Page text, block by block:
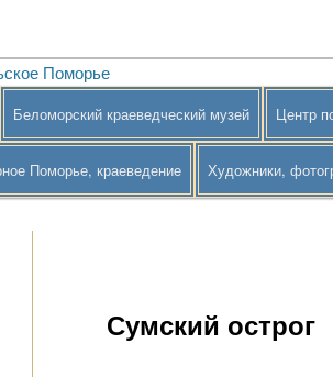
Карельское
Краеведение Беломорского района
Беломорский краеведческий музей Центр
Поморье, краеведение Художники,
Сумский острог